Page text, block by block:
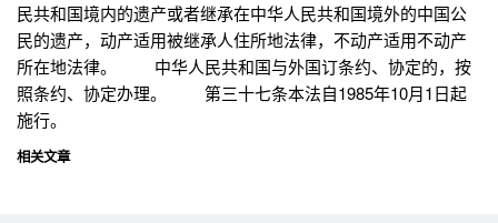
民共和国境内的遗产或者继承在中华人民共和国境外的中国公
民的遗产，动产适用被继承人住所地法律，不动产适用不动产
所在地法律。 中华人民共和国与外国订条约、协定的，按
照条约、协定办理。 第三十七条本法自1985年10月1日起
施行。
相关文章